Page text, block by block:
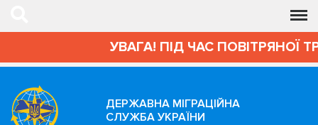
УВАГА! ПІД ЧАС ПОВІТРЯНОЇ
ДЕРЖАВНА МІГРАЦІЙНА
СЛУЖБА УКРАЇНИ